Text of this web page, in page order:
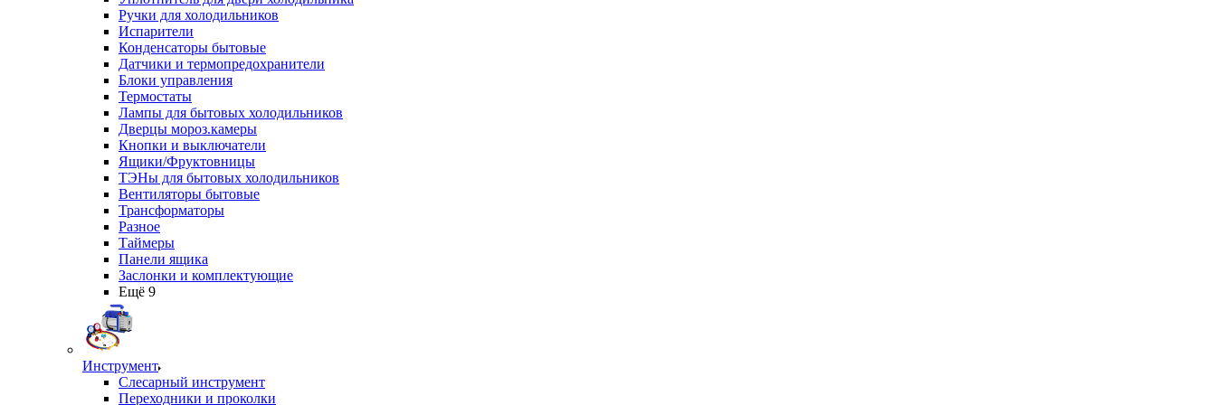
Ручки для холодильников
Испарители
Конденсаторы бытовые
Датчики и термопредохранители
Блоки управления
Термостаты
Лампы для бытовых холодильников
Дверцы мороз.камеры
Кнопки и выключатели
Ящики/Фруктовницы
ТЭНы для бытовых холодильников
Вентиляторы бытовые
Трансформаторы
Разное
Таймеры
Панели ящика
Заслонки и комплектующие
Ещё 9
Инструмент
Слесарный инструмент
Переходники и проколки